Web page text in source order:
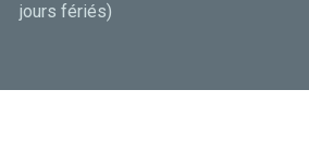
jours fériés)